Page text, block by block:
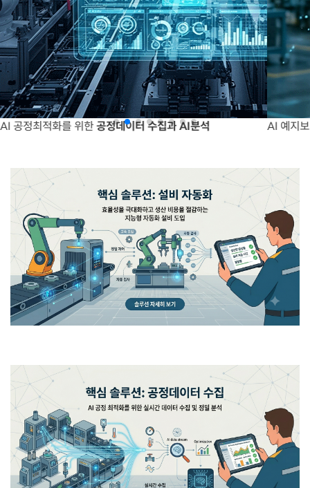
AI 공정최적화를 위한공정데이터 수집과 AI분석 AI 예지